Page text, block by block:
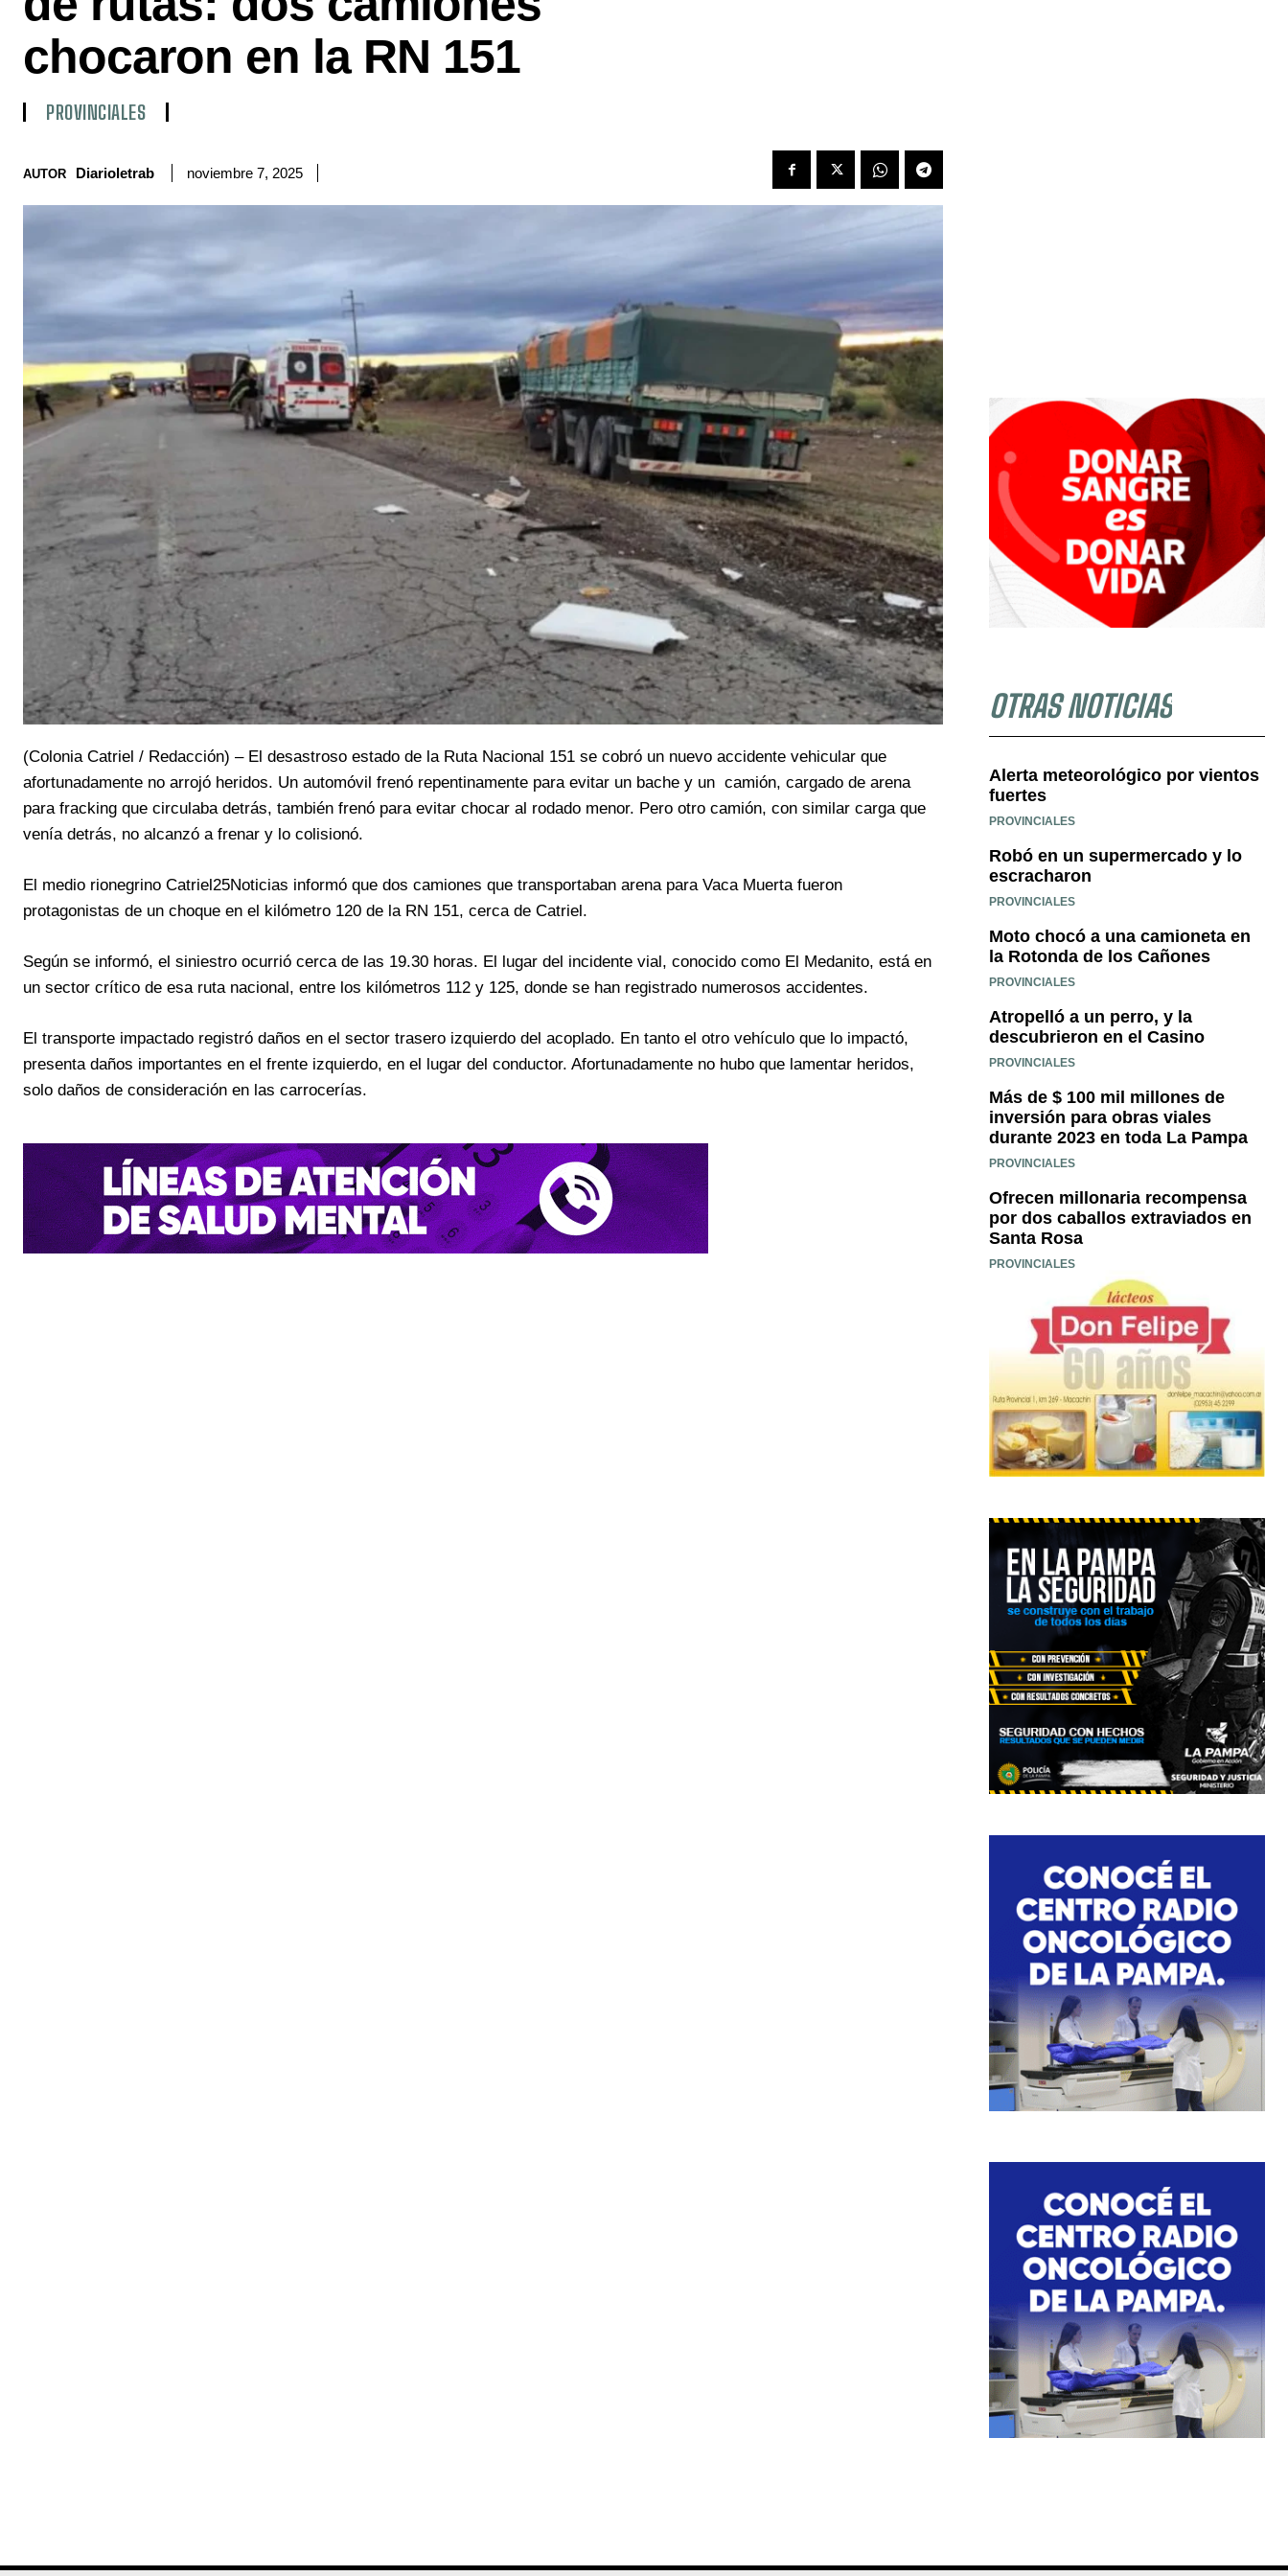
chocaron en la RN 151
PROVINCIALES
AUTOR Diarioletrab noviembre 7, 2025
(Colonia Catriel / Redacción) – El desastroso estado de la Ruta Nacional 151 se cobró un nuevo accidente vehicular que
afortunadamente no arrojó heridos. Un automóvil frenó repentinamente para evitar un bache y un camión, cargado de arena
para fracking que circulaba detrás, también frenó para evitar chocar al rodado menor. Pero otro camión, con similar carga que
venía detrás, no alcanzó a frenar y lo colisionó.
El medio rionegrino Catriel25Noticias informó que dos camiones que transportaban arena para Vaca Muerta fueron
protagonistas de un choque en el kilómetro 120 de la RN 151, cerca de Catriel.
Según se informó, el siniestro ocurrió cerca de las 19.30 horas. El lugar del incidente vial, conocido como El Medanito, está en
un sector crítico de esa ruta nacional, entre los kilómetros 112 y 125, donde se han registrado numerosos accidentes.
El transporte impactado registró daños en el sector trasero izquierdo del acoplado. En tanto el otro vehículo que lo impactó,
presenta daños importantes en el frente izquierdo, en el lugar del conductor. Afortunadamente no hubo que lamentar heridos,
solo daños de consideración en las carrocerías.
OTRAS NOTICIAS
Alerta meteorológico por vientos
fuertes
PROVINCIALES
Robó en un supermercado y lo
escracharon
PROVINCIALES
Moto chocó a una camioneta en
la Rotonda de los Cañones
PROVINCIALES
Atropelló a un perro, y la
descubrieron en el Casino
PROVINCIALES
Más de $ 100 mil millones de
inversión para obras viales
durante 2023 en toda La Pampa
PROVINCIALES
Ofrecen millonaria recompensa
por dos caballos extraviados en
Santa Rosa
PROVINCIALES